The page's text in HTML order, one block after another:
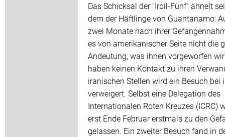
Das Schicksal der "Irbil-Fünf" ähnelt
dem der Häftlinge von Guantanamo:
zwei Monate nach ihrer
es von amerikanischer Seite nicht die
Andeutung, was ihnen vorgeworfen
haben keinen Kontakt zu ihren
iranischen Stellen wird ein Besuch bei
verweigert. Selbst eine Delegation des
Internationalen Roten Kreuzes (ICRC)
erst Ende Februar erstmals zu den
gelassen. Ein zweiter Besuch fand in